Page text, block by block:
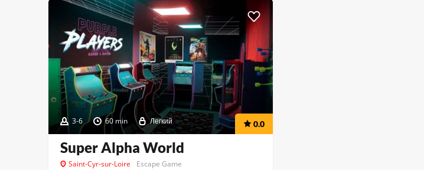
3-6 60 min Легкий 0.0
Super Alpha World
Saint-Cyr-sur-Loire Escape Game